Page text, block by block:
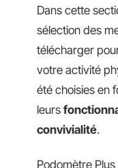
Dans cette
sélection des
télécharger
votre activité
été choisies en
leurs
convivialité.
Podomètre